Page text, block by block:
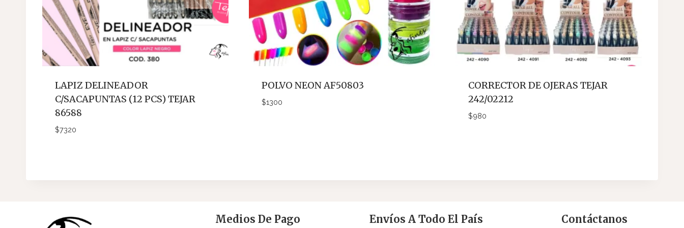
LAPIZ DELINEADOR
C/SACAPUNTAS (12 PCS) TEJAR
86588
$7320
POLVO NEON AF50803
$1300
CORRECTOR DE OJERAS TEJAR
242/02212
$980
Medios De Pago Envíos A Todo El País Contáctanos